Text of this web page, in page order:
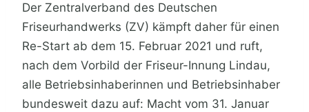
Der Zentralverband des Deutschen
Friseurhandwerks (ZV) kämpft daher für einen
Re-Start ab dem 15. Februar 2021 und ruft,
nach dem Vorbild der Friseur-Innung Lindau,
alle Betriebsinhaberinnen und Betriebsinhaber
bundesweit dazu auf: Macht vom 31. Januar